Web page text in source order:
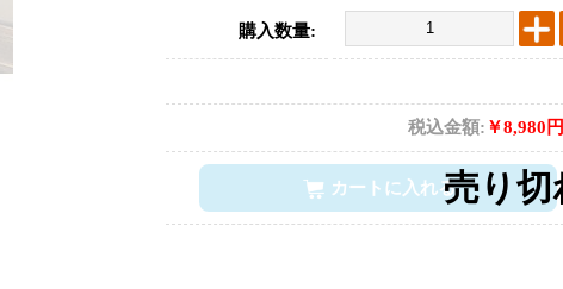
購入数量:
税込金額: ￥8,980円
カートに入れる